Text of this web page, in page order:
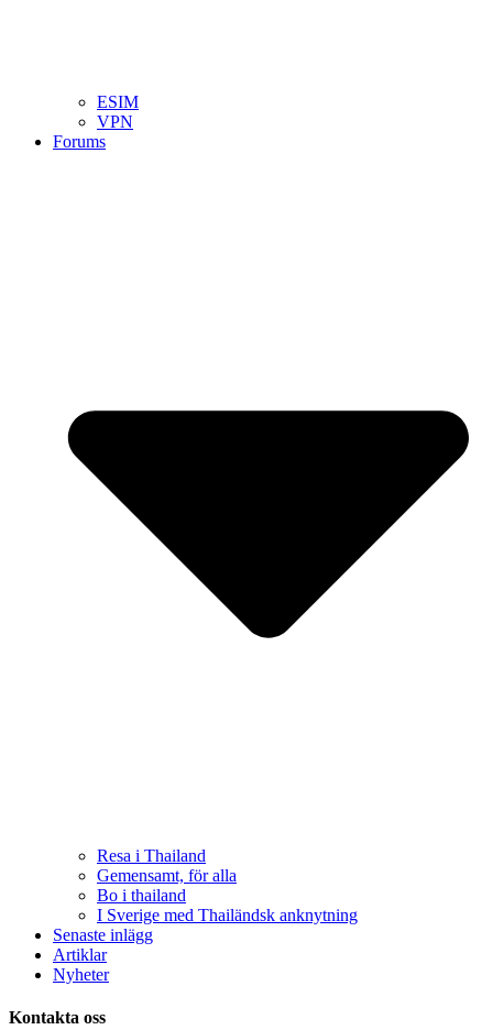
ESIM
VPN
Forums
Resa i Thailand
Gemensamt, för alla
Bo i thailand
I Sverige med Thailändsk anknytning
Senaste inlägg
Artiklar
Nyheter
Kontakta oss